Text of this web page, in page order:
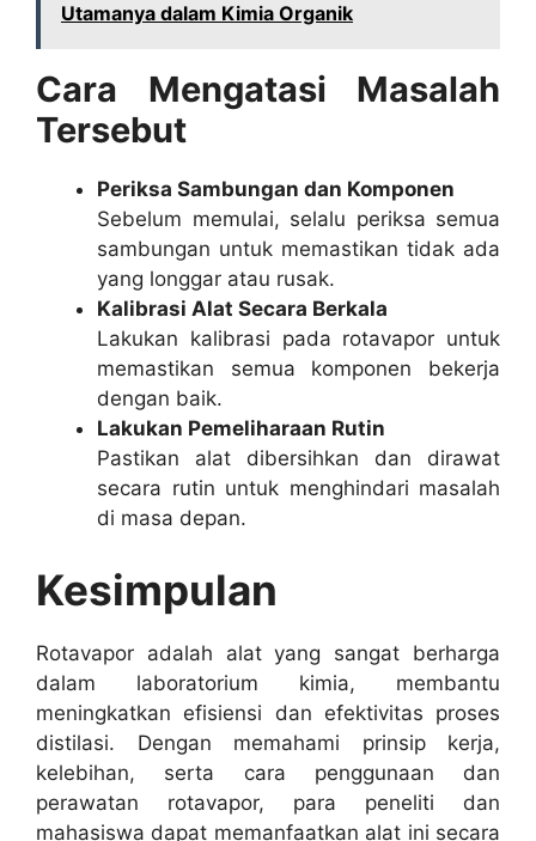
Utamanya dalam Kimia Organik
Cara Mengatasi Masalah
Tersebut
Periksa Sambungan dan Komponen
Sebelum memulai, selalu periksa semua
sambungan untuk memastikan tidak ada
yang longgar atau rusak.
Kalibrasi Alat Secara Berkala
Lakukan kalibrasi pada rotavapor untuk
memastikan semua komponen bekerja
dengan baik.
Lakukan Pemeliharaan Rutin
Pastikan alat dibersihkan dan dirawat
secara rutin untuk menghindari masalah
di masa depan.
Kesimpulan
Rotavapor adalah alat yang sangat berharga
dalam laboratorium kimia, membantu
meningkatkan efisiensi dan efektivitas proses
distilasi. Dengan memahami prinsip kerja,
kelebihan, serta cara penggunaan dan
perawatan rotavapor, para peneliti dan
mahasiswa dapat memanfaatkan alat ini secara